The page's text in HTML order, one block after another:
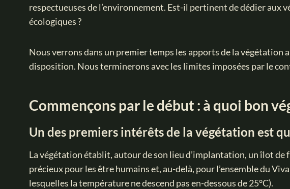
respectueuses de l’environnement. Est-il pertinent de dédier
écologiques ?
Nous verrons dans un premier temps les apports de la
disposition. Nous terminerons avec les limites imposées par le
Commençons par le début : à quoi bon
Un des premiers intérêts de la végétation est
La végétation établit, autour de son lieu d’implantation, un îlot
précieux pour les être humains et, au-delà, pour l’ensemble du
lesquelles la température ne descend pas en-dessous de 25°C).